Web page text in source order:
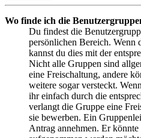
Wo finde ich die
Du findest die
persönlichen Bereich. Wenn
kannst du dies mit der
Nicht alle Gruppen sind
eine Freischaltung, andere
weitere sogar versteckt.
ihr einfach durch die
verlangt die Gruppe eine
sie bewerben. Ein
Antrag annehmen. Er